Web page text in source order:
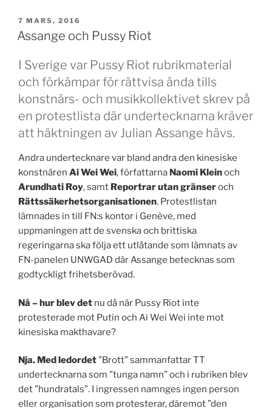
PUBLICERAT
7 MARS, 2016
Assange och Pussy Riot
I Sverige var Pussy Riot rubrikmaterial
och förkämpar för rättvisa ända tills
konstnärs- och musikkollektivet skrev på
en protestlista där undertecknarna kräver
att häktningen av Julian Assange hävs.
Andra undertecknare var bland andra den kinesiske
konstnären Ai Wei Wei, författarna Naomi Kleinoch
Arundhati Roy, samt Reportrar utan gränseroch
Rättssäkerhetsorganisationen. Protestlistan
lämnades in till FN:s kontor i Genève, med
uppmaningen att de svenska och brittiska
regeringarna ska följa ett utlåtande som lämnats av
FN-panelen UNWGAD där Assange betecknas som
godtyckligt frihetsberövad.
Nå – hur blev det nu då när Pussy Riot inte
protesterade mot Putin och Ai Wei Wei inte mot
kinesiska makthavare?
Nja. Med ledordet”Brott” sammanfattar TT
undertecknarna som ”tunga namn” och i rubriken blev
det ”hundratals”. I ingressen namnges ingen person
eller organisation som protesterar, däremot ”den